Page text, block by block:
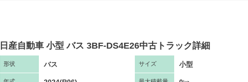
日産自動車 小型 バス 3BF-DS4E26中古トラック詳細
形状 バス サイズ 小型